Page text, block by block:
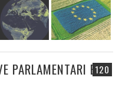
120
PARLAMENTARI E